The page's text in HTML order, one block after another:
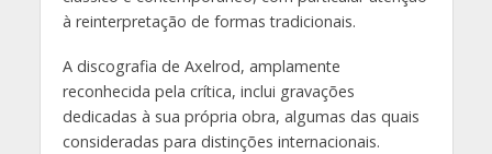
à reinterpretação de formas tradicionais.
A discografia de Axelrod, amplamente
reconhecida pela crítica, inclui gravações
dedicadas à sua própria obra, algumas das quais
consideradas para distinções internacionais.